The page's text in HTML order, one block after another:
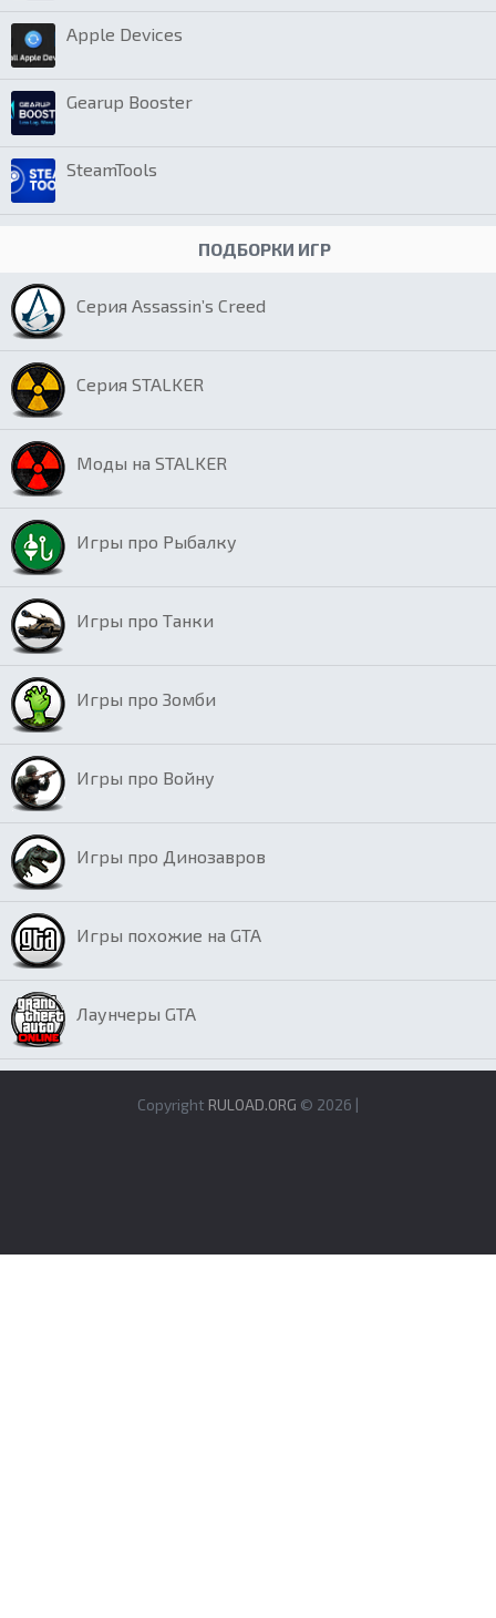
Apple Devices
Gearup Booster
SteamTools
ПОДБОРКИ ИГР
Серия Assassin’s Creed
Серия STALKER
Моды на STALKER
Игры про Рыбалку
Игры про Танки
Игры про Зомби
Игры про Войну
Игры про Динозавров
Игры похожие на GTA
Лаунчеры GTA
Copyright RULOAD.ORG © 2026 |